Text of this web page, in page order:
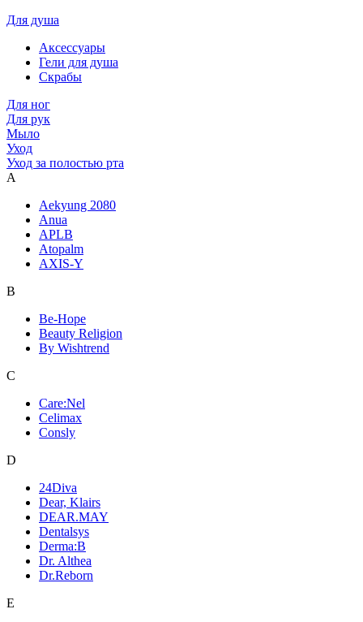
Для душа
Аксессуары
Гели для душа
Скрабы
Для ног
Для рук
Мыло
Уход
Уход за полостью рта
A
Aekyung 2080
Anua
APLB
Atopalm
AXIS-Y
B
Be-Hope
Beauty Religion
By Wishtrend
C
Care:Nel
Celimax
Consly
D
24Diva
Dear, Klairs
DEAR.MAY
Dentalsys
Derma:B
Dr. Althea
Dr.Reborn
E